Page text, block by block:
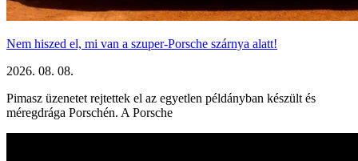
Nem hiszed el, mi van a szuper-Porsche szárnya alatt!
2026. 08. 08.
Pimasz üzenetet rejtettek el az egyetlen példányban készült és
méregdrága Porschén. A Porsche